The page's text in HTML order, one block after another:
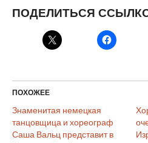
ПОДЕЛИТЬСЯ
ПОХОЖЕЕ
Знаменитая немецкая
танцовщица и хореограф
Саша Вальц представит в